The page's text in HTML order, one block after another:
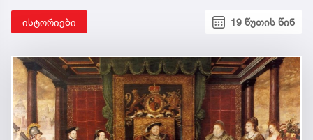
ისტორიები 19 წუთის წინ